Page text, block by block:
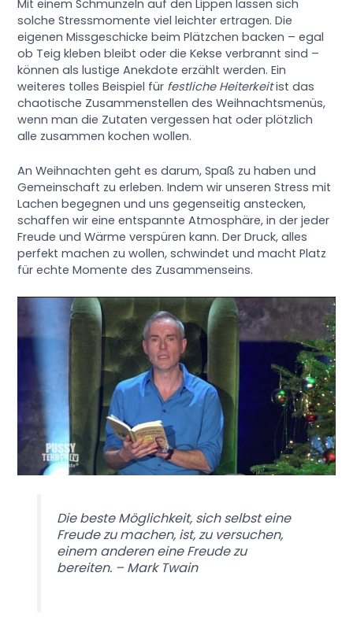
Mit einem Schmunzeln auf den Lippen lassen sich
solche Stressmomente viel leichter ertragen. Die
eigenen Missgeschicke beim Plätzchen backen – egal
ob Teig kleben bleibt oder die Kekse verbrannt sind –
können als lustige Anekdote erzählt werden. Ein
weiteres tolles Beispiel für festliche Heiterkeitist das
chaotische Zusammenstellen des Weihnachtsmenüs,
wenn man die Zutaten vergessen hat oder plötzlich
alle zusammen kochen wollen.
An Weihnachten geht es darum, Spaß zu haben und
Gemeinschaft zu erleben. Indem wir unseren Stress mit
Lachen begegnen und uns gegenseitig anstecken,
schaffen wir eine entspannte Atmosphäre, in der jeder
Freude und Wärme verspüren kann. Der Druck, alles
perfekt machen zu wollen, schwindet und macht Platz
für echte Momente des Zusammenseins.
Die beste Möglichkeit, sich selbst eine
Freude zu machen, ist, zu versuchen,
einem anderen eine Freude zu
bereiten. – Mark Twain